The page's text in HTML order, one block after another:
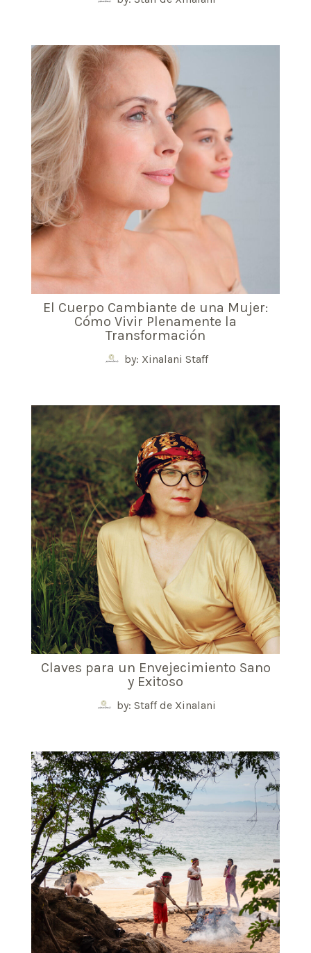
El Cuerpo Cambiante de una Mujer:
Cómo Vivir Plenamente la
Transformación
by: Xinalani Staff
Claves para un Envejecimiento Sano
y Exitoso
by: Staff de Xinalani